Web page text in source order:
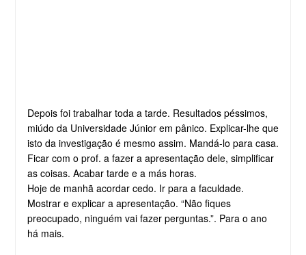
Depois foi trabalhar toda a tarde. Resultados péssimos,
miúdo da Universidade Júnior em pânico. Explicar-lhe que
isto da investigação é mesmo assim. Mandá-lo para casa.
Ficar com o prof. a fazer a apresentação dele, simplificar
as coisas. Acabar tarde e a más horas.
Hoje de manhã acordar cedo. Ir para a faculdade.
Mostrar e explicar a apresentação. “Não fiques
preocupado, ninguém vai fazer perguntas.”. Para o ano
há mais.